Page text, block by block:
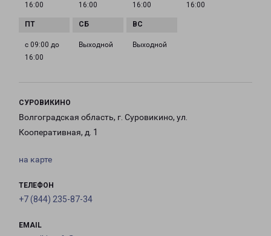
16:00
16:00
16:00
16:00
с 09:00 до
16:00
Выходной Выходной
СУРОВИКИНО
Волгоградская область, г. Суровикино, ул.
Кооперативная, д. 1
на карте
ТЕЛЕФОН
+7 (844) 235-87-34
EMAIL